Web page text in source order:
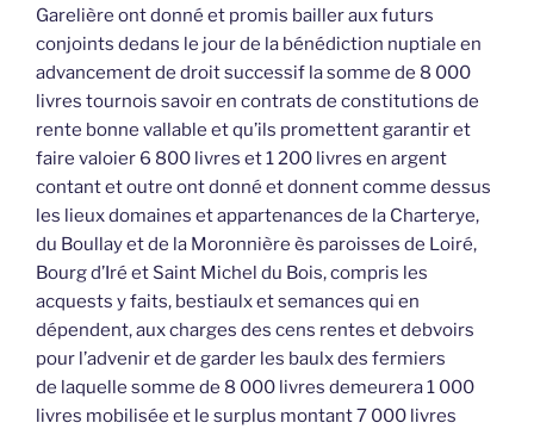
Garelière ont donné et promis bailler aux futurs
conjoints dedans le jour de la bénédiction nuptiale en
advancement de droit successif la somme de 8 000
livres tournois savoir en contrats de constitutions de
rente bonne vallable et qu’ils promettent garantir et
faire valoier 6 800 livres et 1 200 livres en argent
contant et outre ont donné et donnent comme dessus
les lieux domaines et appartenances de la Charterye,
du Boullay et de la Moronnière ès paroisses de Loiré,
Bourg d’Iré et Saint Michel du Bois, compris les
acquests y faits, bestiaulx et semances qui en
dépendent, aux charges des cens rentes et debvoirs
pour l’advenir et de garder les baulx des fermiers
de laquelle somme de 8 000 livres demeurera 1 000
livres mobilisée et le surplus montant 7 000 livres